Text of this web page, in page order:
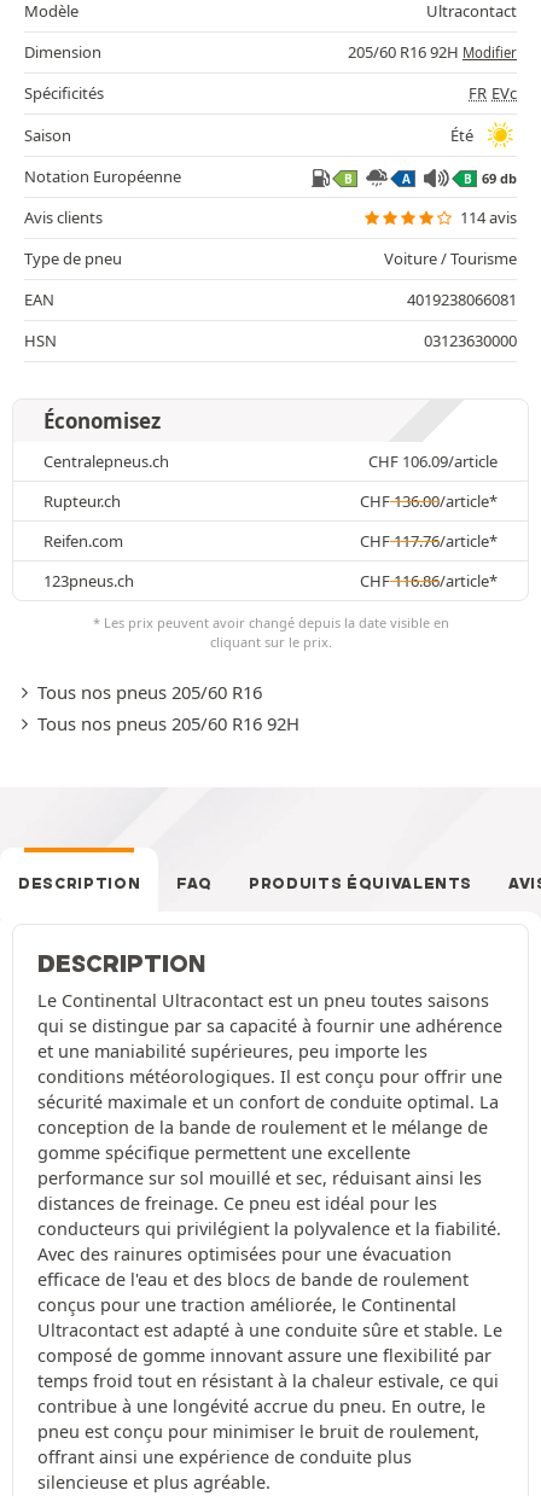
Modèle
Ultracontact
Dimension
205/60 R16 92H Modifier
Spécificités FR EVc
Saison
Été
Notation Européenne
B A B 69 db
Avis clients
114 avis
Type de pneu
Voiture / Tourisme
EAN
4019238066081
HSN
03123630000
Économisez
Centralepneus.ch CHF 106.09/article
Rupteur.ch
CHF136.00/article*
Reifen.com
CHF117.76/article*
123pneus.ch
CHF116.86/article*
* Les prix peuvent avoir changé depuis la date visible en
cliquant sur le prix.
Tous nos pneus 205/60 R16
Tous nos pneus 205/60 R16 92H
DESCRIPTION FAQ PRODUITS ÉQUIVALENTS
DESCRIPTION
Le Continental Ultracontact est un pneu toutes saisons
qui se distingue par sa capacité à fournir une adhérence
et une maniabilité supérieures, peu importe les
conditions météorologiques. Il est conçu pour offrir une
sécurité maximale et un confort de conduite optimal. La
conception de la bande de roulement et le mélange de
gomme spécifique permettent une excellente
performance sur sol mouillé et sec, réduisant ainsi les
distances de freinage. Ce pneu est idéal pour les
conducteurs qui privilégient la polyvalence et la fiabilité.
Avec des rainures optimisées pour une évacuation
efficace de l'eau et des blocs de bande de roulement
conçus pour une traction améliorée, le Continental
Ultracontact est adapté à une conduite sûre et stable. Le
composé de gomme innovant assure une flexibilité par
temps froid tout en résistant à la chaleur estivale, ce qui
contribue à une longévité accrue du pneu. En outre, le
pneu est conçu pour minimiser le bruit de roulement,
offrant ainsi une expérience de conduite plus
silencieuse et plus agréable.